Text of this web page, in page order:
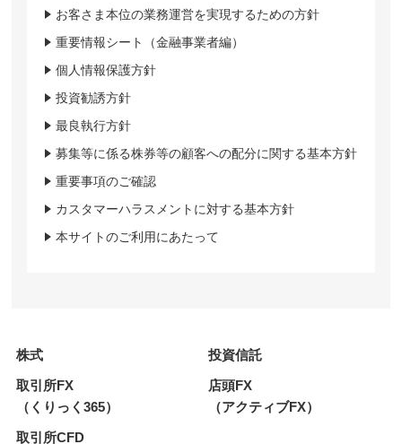
お客さま本位の業務運営を実現するための方針
重要情報シート（金融事業者編）
個人情報保護方針
投資勧誘方針
最良執行方針
募集等に係る株券等の顧客への配分に関する基本方針
重要事項のご確認
カスタマーハラスメントに対する基本方針
本サイトのご利用にあたって
株式
投資信託
取引所FX
（くりっく365）
店頭FX
（アクティブFX）
取引所CFD